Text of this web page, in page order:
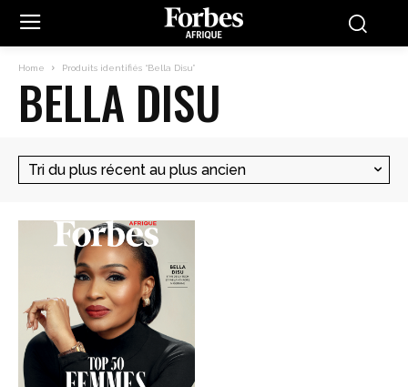
Home Produits identifiés “Bella Disu”
BELLA DISU